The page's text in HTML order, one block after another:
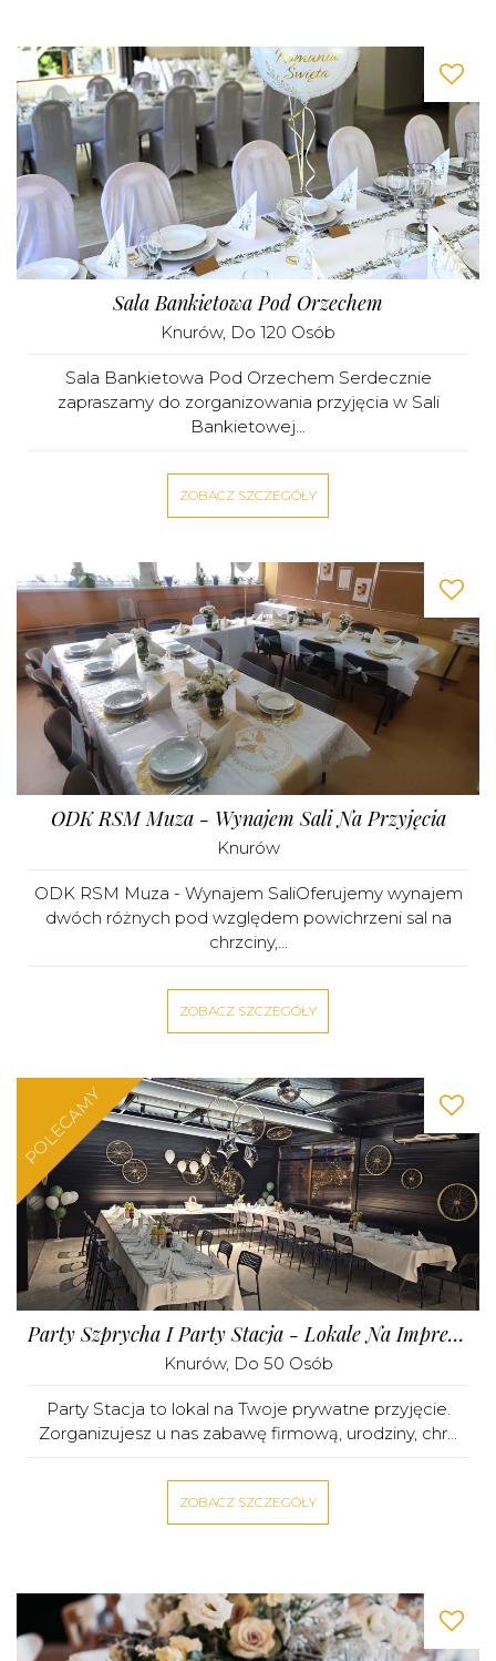
Sala Bankietowa Pod Orzechem
Knurów, Do 120 Osób
Sala Bankietowa Pod Orzechem Serdecznie
zapraszamy do zorganizowania przyjęcia w Sali
Bankietowej...
ZOBACZ SZCZEGÓŁY
ODK RSM Muza - Wynajem Sali Na Przyjęcia
Knurów
ODK RSM Muza - Wynajem SaliOferujemy wynajem
dwóch różnych pod względem powichrzeni sal na
chrzciny,...
ZOBACZ SZCZEGÓŁY
POLECAMY
Party Szprycha I Party Stacja - Lokale Na Imprezy Okolicznościowe
Knurów, Do 50 Osób
Party Stacja to lokal na Twoje prywatne przyjęcie.
Zorganizujesz u nas zabawę firmową, urodziny, chr...
ZOBACZ SZCZEGÓŁY